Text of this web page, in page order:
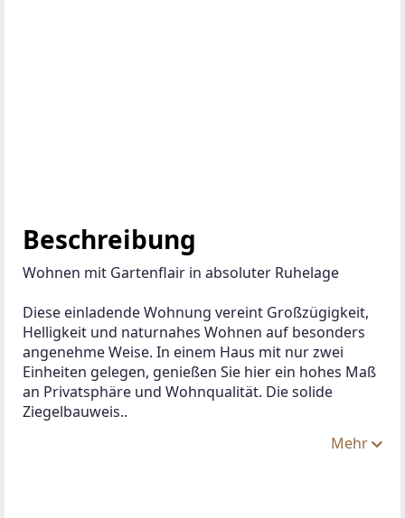
Beschreibung
Wohnen mit Gartenflair in absoluter Ruhelage
Diese einladende Wohnung vereint Großzügigkeit,
Helligkeit und naturnahes Wohnen auf besonders
angenehme Weise. In einem Haus mit nur zwei
Einheiten gelegen, genießen Sie hier ein hohes Maß
an Privatsphäre und Wohnqualität. Die solide
Ziegelbauweis..
Mehr